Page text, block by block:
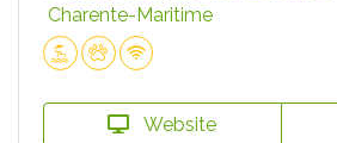
Charente-Maritime
Website